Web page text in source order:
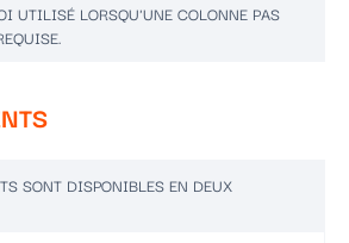
UTILISÉ LORSQU'UNE COLONNE PAS
SONT DISPONIBLES EN DEUX